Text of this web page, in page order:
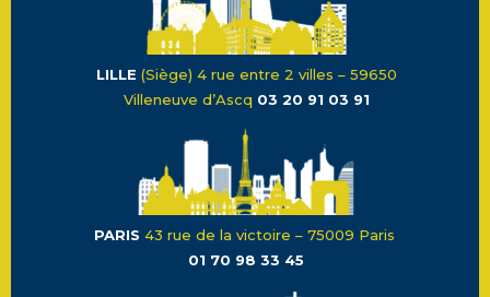
LILLE (Siège) 4 rue entre 2 villes – 59650
Villeneuve d’Ascq 03 20 91 03 91
PARIS 43 rue de la victoire – 75009 Paris
01 70 98 33 45